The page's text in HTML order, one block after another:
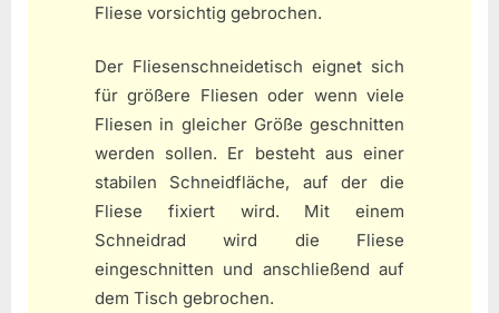
Fliese vorsichtig gebrochen.
Der Fliesenschneidetisch eignet sich
für größere Fliesen oder wenn viele
Fliesen in gleicher Größe geschnitten
werden sollen. Er besteht aus einer
stabilen Schneidfläche, auf der die
Fliese fixiert wird. Mit einem
Schneidrad wird die Fliese
eingeschnitten und anschließend auf
dem Tisch gebrochen.